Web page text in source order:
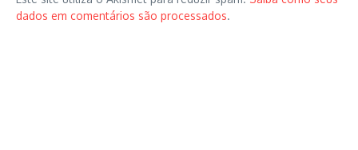
dados em comentários são processados.